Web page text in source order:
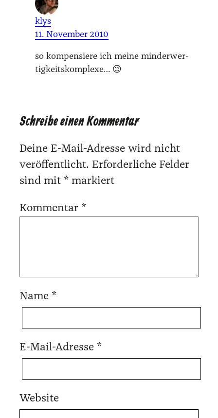
klys
11. November 2010
so kom­pen­sie­re ich mei­ne min­der­wer­
tig­keits­kom­ple­xe… 😉
Schreibe einen Kommentar
Deine E-Mail-Adresse wird nicht
veröffentlicht. Erforderliche Felder
sind mit * markiert
Kommentar *
Name *
E-Mail-Adresse *
Website